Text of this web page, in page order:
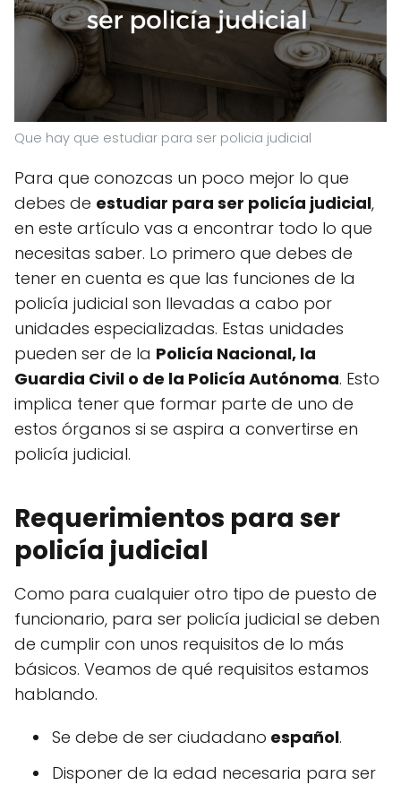
Que hay que estudiar para ser policia judicial
Para que conozcas un poco mejor lo que
debes de estudiar para ser policía judicial,
en este artículo vas a encontrar todo lo que
necesitas saber. Lo primero que debes de
tener en cuenta es que las funciones de la
policía judicial son llevadas a cabo por
unidades especializadas. Estas unidades
pueden ser de la Policía Nacional, la
Guardia Civil o de la Policía Autónoma. Esto
implica tener que formar parte de uno de
estos órganos si se aspira a convertirse en
policía judicial.
Requerimientos para ser
policía judicial
Como para cualquier otro tipo de puesto de
funcionario, para ser policía judicial se deben
de cumplir con unos requisitos de lo más
básicos. Veamos de qué requisitos estamos
hablando.
Se debe de ser ciudadano español.
Disponer de la edad necesaria para ser